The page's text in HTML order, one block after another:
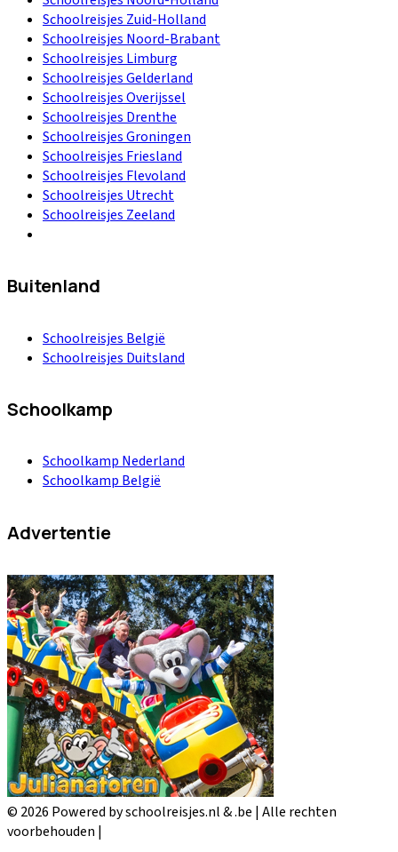
Schoolreisjes Zuid-Holland
Schoolreisjes Noord-Brabant
Schoolreisjes Limburg
Schoolreisjes Gelderland
Schoolreisjes Overijssel
Schoolreisjes Drenthe
Schoolreisjes Groningen
Schoolreisjes Friesland
Schoolreisjes Flevoland
Schoolreisjes Utrecht
Schoolreisjes Zeeland
Buitenland
Schoolreisjes België
Schoolreisjes Duitsland
Schoolkamp
Schoolkamp Nederland
Schoolkamp België
Advertentie
© 2026 Powered by schoolreisjes.nl & .be | Alle rechten
voorbehouden |